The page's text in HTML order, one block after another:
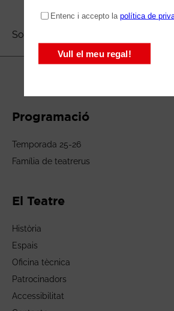
Sorry, no posts matched your criteria.
Programació
Temporada 25-26
Família de teatrerus
El Teatre
Història
Espais
Oficina tècnica
Patrocinadors
Accessibilitat